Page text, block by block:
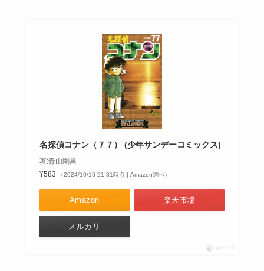
名探偵コナン（７７） (少年サンデーコミックス)
著:青山剛昌
¥583
（2024/10/16 21:31時点 | Amazon調べ）
Amazon 楽天市場
メルカリ
ポチップ